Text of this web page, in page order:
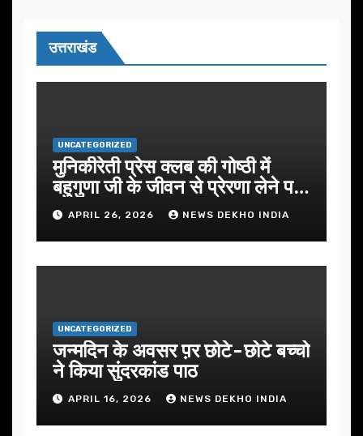
उत्तराखंड
UNCATEGORIZED
मुनिकीरेती प्रेस क्लब की गोष्ठी में
बहुगुणा जी के जीवन से प्रेरणा लेने पर
जोरAPRIL 26, 2026 NEWS DEKHO INDIA
UNCATEGORIZED
जन्मदिन के अवसर प़र छोटे-छोटे बच्चो
ने किया सुंदरकांड पाठ
APRIL 16, 2026 NEWS DEKHO INDIA